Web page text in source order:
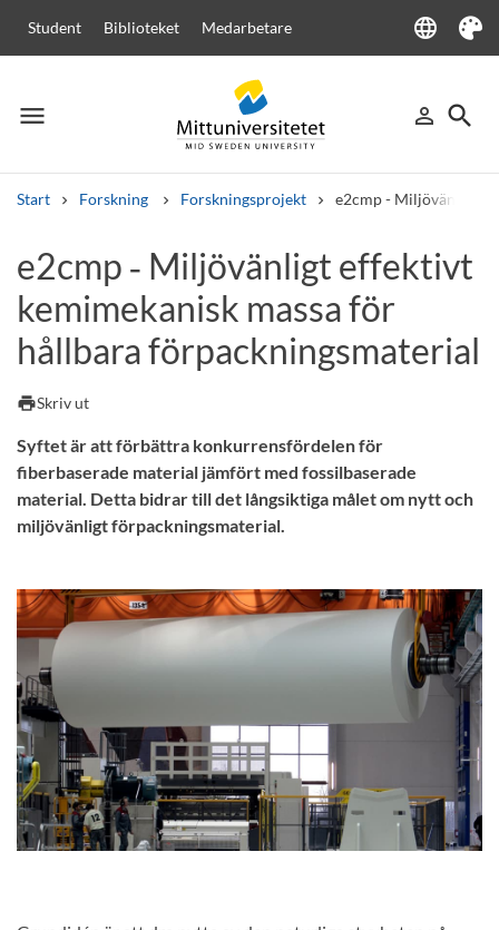
Student Biblioteket Medarbetare language
Language
Tema
menu
Meny person_outline
Logga in
search
Sök
Start Forskning Forskningsprojekt e2cmp - Miljövänligt
Andra söktjänster
Kurser och programKursplaner VälkomstbrevPersonal
Lediga jobb
e2cmp ‑ Miljövänligt effektivt
kemimekanisk massa för
hållbara förpackningsmaterial
printSkriv ut
Syftet är att förbättra konkurrensfördelen för
fiberbaserade material jämfört med fossilbaserade
material. Detta bidrar till det långsiktiga målet om nytt och
miljövänligt förpackningsmaterial.